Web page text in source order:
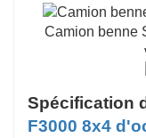
Camion benne
Spécification
F3000 8x4